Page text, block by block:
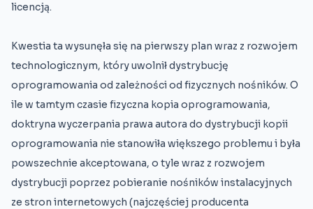
licencją.
Kwestia ta wysunęła się na pierwszy plan wraz z rozwojem
technologicznym, który uwolnił dystrybucję
oprogramowania od zależności od fizycznych nośników. O
ile w tamtym czasie fizyczna kopia oprogramowania,
doktryna wyczerpania prawa autora do dystrybucji kopii
oprogramowania nie stanowiła większego problemu i była
powszechnie akceptowana, o tyle wraz z rozwojem
dystrybucji poprzez pobieranie nośników instalacyjnych
ze stron internetowych (najczęściej producenta